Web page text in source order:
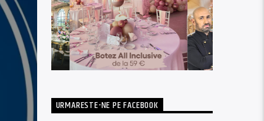
URMARESTE-NE PE FACEBOOK